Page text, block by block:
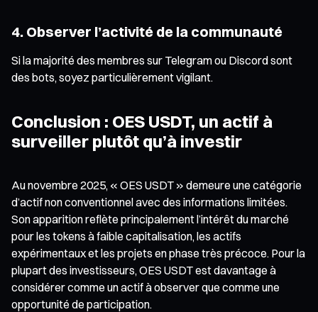
4. Observer l’activité de la communauté
Si la majorité des membres sur Telegram ou Discord sont
des bots, soyez particulièrement vigilant.
Conclusion : OES USDT, un actif à
surveiller plutôt qu’à investir
Au novembre 2025, « OES USDT » demeure une catégorie
d’actif non conventionnel avec des informations limitées.
Son apparition reflète principalement l’intérêt du marché
pour les tokens à faible capitalisation, les actifs
expérimentaux et les projets en phase très précoce. Pour la
plupart des investisseurs, OES USDT est davantage à
considérer comme un actif à observer que comme une
opportunité de participation.